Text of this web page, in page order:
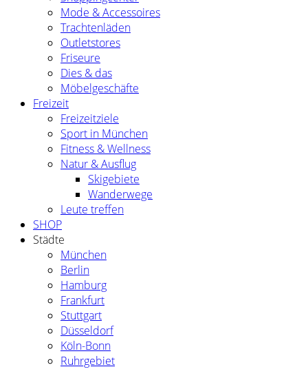
Mode & Accessoires
Trachtenläden
Outletstores
Friseure
Dies & das
Möbelgeschäfte
Freizeit
Freizeitziele
Sport in München
Fitness & Wellness
Natur & Ausflug
Skigebiete
Wanderwege
Leute treffen
SHOP
Städte
München
Berlin
Hamburg
Frankfurt
Stuttgart
Düsseldorf
Köln-Bonn
Ruhrgebiet